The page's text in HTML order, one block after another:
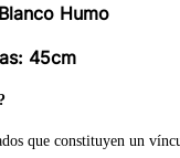
Humo
45cm
que constituyen un